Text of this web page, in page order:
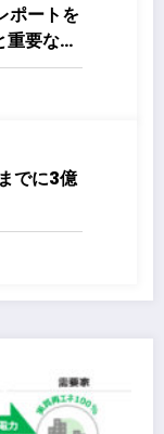
ポートを
要なマ
でに3億